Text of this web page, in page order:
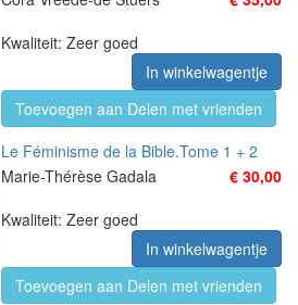
Kwaliteit: Zeer goed
In winkelwagentje
Toevoegen aan Delen met vrienden
Le Féminisme de la Bible.Tome 1 + 2
Marie-Thérèse Gadala
€ 30,00
Kwaliteit: Zeer goed
In winkelwagentje
Toevoegen aan Delen met vrienden